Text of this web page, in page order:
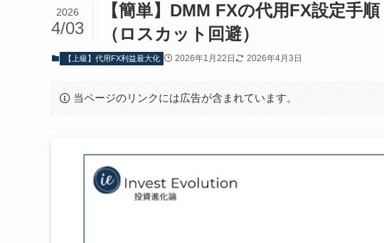
【簡単】DMM FXの代用FX設定手
（ロスカット回避）
2026
4/03
【上級】代用FX利益最大化 2026年1月22日 2026年4月3日
当ページのリンクには広告が含まれています。